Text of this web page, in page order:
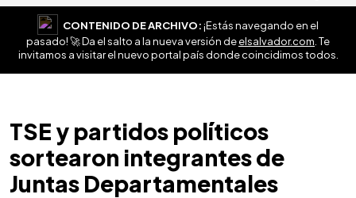
CONTENIDO DE ARCHIVO:¡Estás navegando en el
pasado! 🚀 Da el salto a la nueva versión deelsalvador.com . Te
invitamos a visitar el nuevo portal país donde coincidimos todos.
TSE y partidos políticos
sortearon integrantes de
Juntas Departamentales